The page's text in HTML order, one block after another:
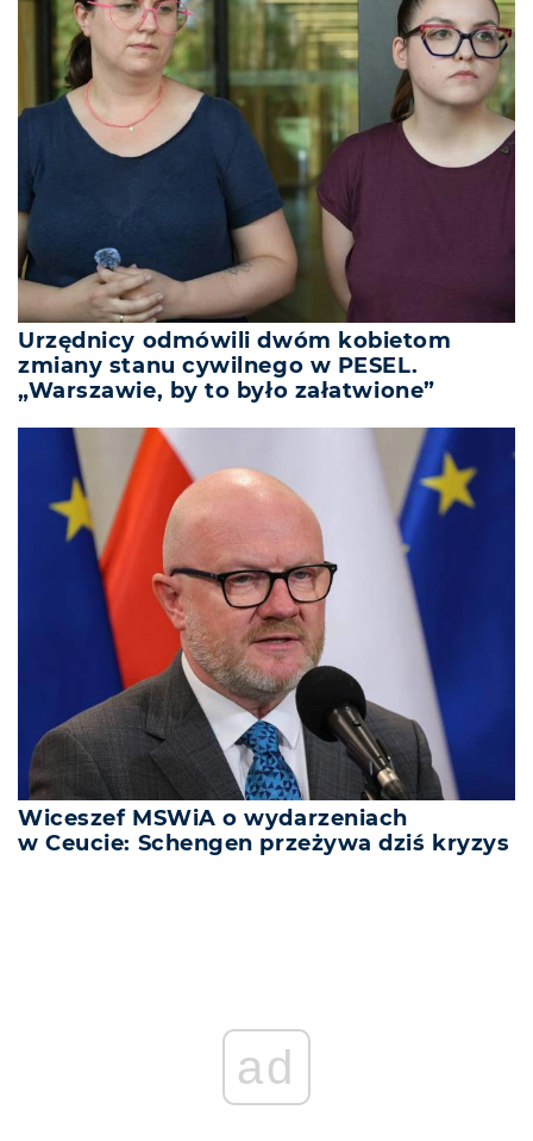
Urzędnicy odmówili dwóm kobietom
zmiany stanu cywilnego w PESEL.
„Warszawie, by to było załatwione”
Wiceszef MSWiA o wydarzeniach
w Ceucie: Schengen przeżywa dziś kryzys
ad